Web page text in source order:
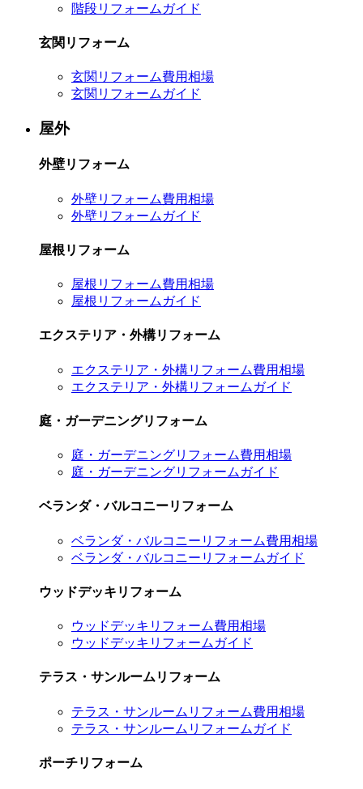
階段リフォームガイド
玄関リフォーム
玄関リフォーム費用相場
玄関リフォームガイド
屋外
外壁リフォーム
外壁リフォーム費用相場
外壁リフォームガイド
屋根リフォーム
屋根リフォーム費用相場
屋根リフォームガイド
エクステリア・外構リフォーム
エクステリア・外構リフォーム費用相場
エクステリア・外構リフォームガイド
庭・ガーデニングリフォーム
庭・ガーデニングリフォーム費用相場
庭・ガーデニングリフォームガイド
ベランダ・バルコニーリフォーム
ベランダ・バルコニーリフォーム費用相場
ベランダ・バルコニーリフォームガイド
ウッドデッキリフォーム
ウッドデッキリフォーム費用相場
ウッドデッキリフォームガイド
テラス・サンルームリフォーム
テラス・サンルームリフォーム費用相場
テラス・サンルームリフォームガイド
ポーチリフォーム